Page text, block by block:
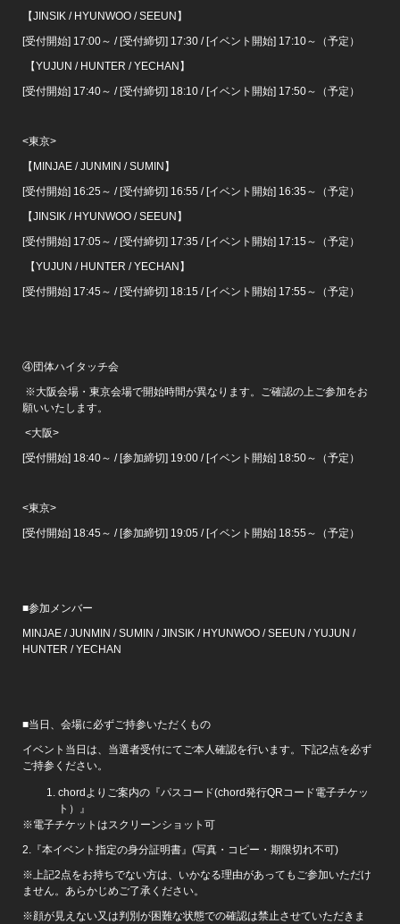
【JINSIK / HYUNWOO / SEEUN】
[受付開始] 17:00～ / [受付締切] 17:30 / [イベント開始] 17:10～（予定）
【YUJUN / HUNTER / YECHAN】
[受付開始] 17:40～ / [受付締切] 18:10 / [イベント開始] 17:50～（予定）
<東京>
【MINJAE / JUNMIN / SUMIN】
[受付開始] 16:25～ / [受付締切] 16:55 / [イベント開始] 16:35～（予定）
【JINSIK / HYUNWOO / SEEUN】
[受付開始] 17:05～ / [受付締切] 17:35 / [イベント開始] 17:15～（予定）
【YUJUN / HUNTER / YECHAN】
[受付開始] 17:45～ / [受付締切] 18:15 / [イベント開始] 17:55～（予定）
④団体ハイタッチ会
※大阪会場・東京会場で開始時間が異なります。ご確認の上ご参加をお
願いいたします。
<大阪>
[受付開始] 18:40～ / [参加締切] 19:00 / [イベント開始] 18:50～（予定）
<東京>
[受付開始] 18:45～ / [参加締切] 19:05 / [イベント開始] 18:55～（予定）
■参加メンバー
MINJAE / JUNMIN / SUMIN / JINSIK / HYUNWOO / SEEUN / YUJUN /
HUNTER / YECHAN
■当日、会場に必ずご持参いただくもの
イベント当日は、当選者受付にてご本人確認を行います。下記2点を必ず
ご持参ください。
chordよりご案内の『パスコード(chord発行QRコード電子チケッ
ト）』
※電子チケットはスクリーンショット可
2.『本イベント指定の身分証明書』(写真・コピー・期限切れ不可)
※上記2点をお持ちでない方は、いかなる理由があってもご参加いただけ
ません。あらかじめご了承ください。
※顔が見えない又は判別が困難な状態での確認は禁止させていただきま